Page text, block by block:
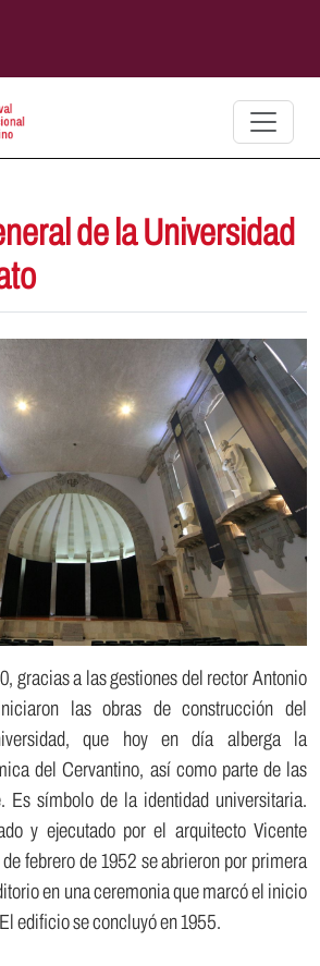
de la Universidad
gracias a las gestiones del rector Antonio
las obras de construcción del
que hoy en día alberga la
del Cervantino, así como parte de las
Es símbolo de la identidad universitaria.
y ejecutado por el arquitecto Vicente
febrero de 1952 se abrieron por primera
en una ceremonia que marcó el inicio
edificio se concluyó en 1955.